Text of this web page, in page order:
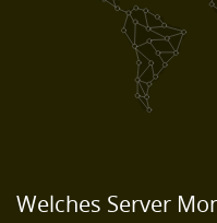
Welches Server